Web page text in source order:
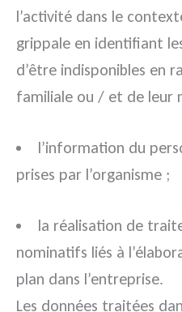
l’activité dans le
grippale en identifiant
d’être indisponibles en
familiale ou / et de leur
l’information du
prises par l’organisme ;
la réalisation de
nominatifs liés à
plan dans l’entreprise.
Les données traitées